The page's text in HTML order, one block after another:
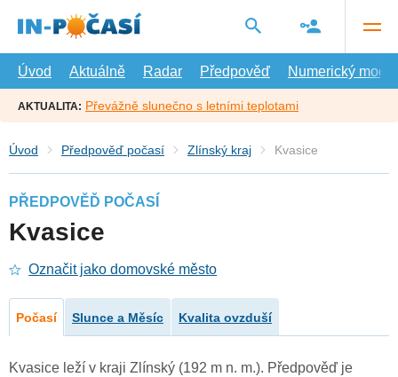
hlavní
Úvod
Aktuálně Radar Předpověď Numerický model
AKTUALITA: Převážně slunečno s letními teplotami
Úvod Předpověď počasí Zlínský kraj Kvasice
PŘEDPOVĚĎ POČASÍ
Kvasice
Označit jako domovské město
Počasí Slunce a Měsíc Kvalita ovzduší
Kvasice leží v kraji Zlínský (192 m n. m.). Předpověď je